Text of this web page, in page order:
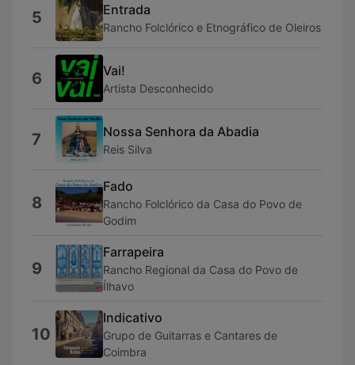
5 Entrada
Rancho Folclórico e Etnográfico de Oleiros
6 Vai!
Artista Desconhecido
7 Nossa Senhora da Abadia
Reis Silva
8
Fado
Rancho Folclórico da Casa do Povo de
Godim
9
Farrapeira
Rancho Regional da Casa do Povo de
Ílhavo
10
Indicativo
Grupo de Guitarras e Cantares de
Coimbra